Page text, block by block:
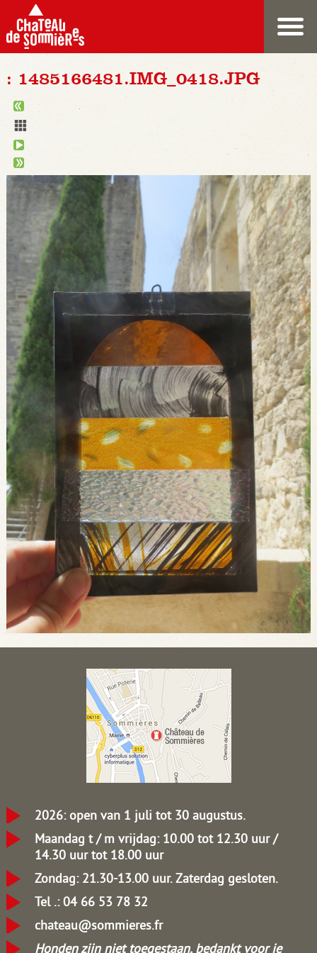
: 1485166481.IMG_0418.JPG
2026: open van 1 juli tot 30 augustus.
Maandag t / m vrijdag: 10.00 tot 12.30 uur /
14.30 uur tot 18.00 uur
Zondag: 21.30-13.00 uur.Zaterdag gesloten.
Tel .: 04 66 53 78 32
chateau@sommieres.fr
Honden zijn niet toegestaan, bedankt voor je